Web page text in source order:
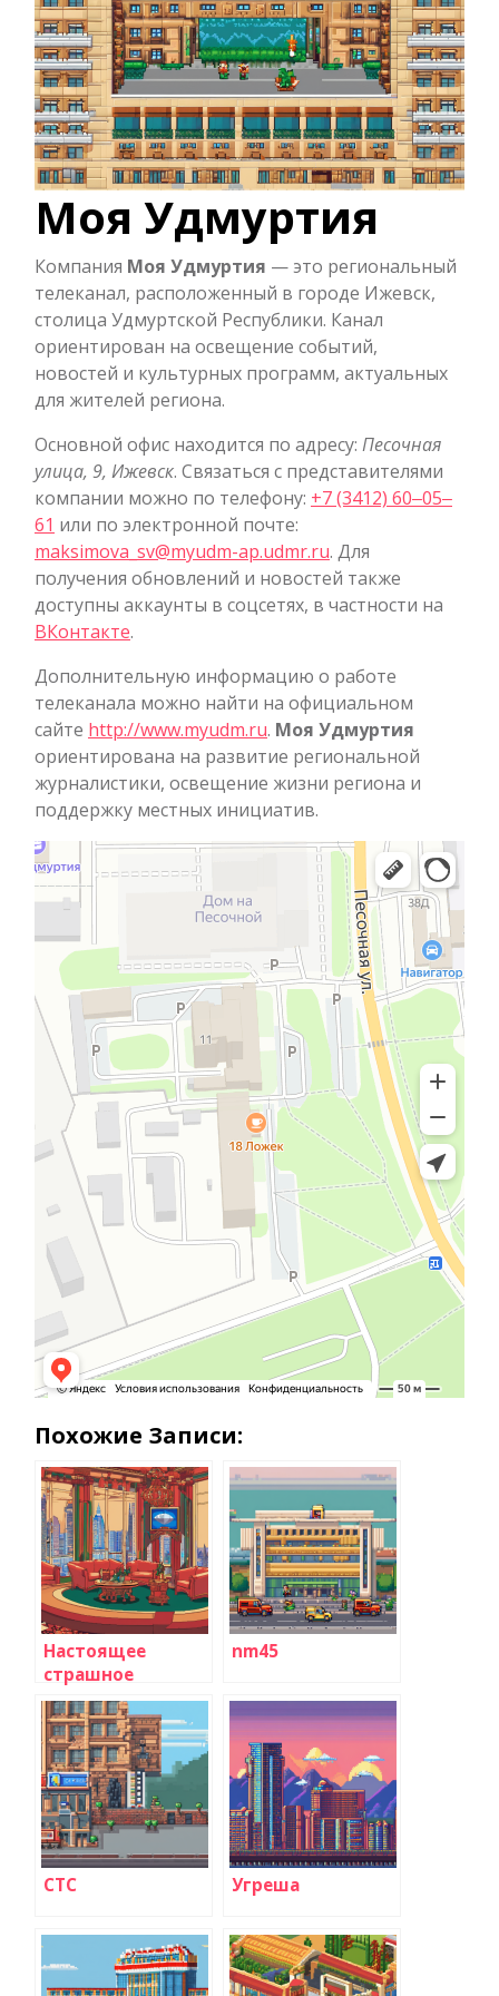
Моя Удмуртия
Компания Моя Удмуртия — это региональный
телеканал, расположенный в городе Ижевск,
столица Удмуртской Республики. Канал
ориентирован на освещение событий,
новостей и культурных программ, актуальных
для жителей региона.
Основной офис находится по адресу: Песочная
улица, 9, Ижевск. Связаться с представителями
компании можно по телефону: +7 (3412) 60‒05‒
61 или по электронной почте:
maksimova_sv@myudm-ap.udmr.ru. Для
получения обновлений и новостей также
доступны аккаунты в соцсетях, в частности на
ВКонтакте.
Дополнительную информацию о работе
телеканала можно найти на официальном
сайте http://www.myudm.ru. Моя Удмуртия
ориентирована на развитие региональной
журналистики, освещение жизни региона и
поддержку местных инициатив.
Похожие Записи:
Настоящее
страшное
телевидение
nm45
СТС Угреша